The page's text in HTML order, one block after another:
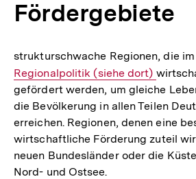
Übersicht
Fördergebiete
strukturschwache Regionen, die
Regionalpolitik (siehe dort)
gefördert werden, um gleiche
die Bevölkerung in allen Teilen
erreichen. Regionen, denen eine
wirtschaftliche Förderung zuteil
neuen Bundesländer oder die
Nord- und Ostsee.